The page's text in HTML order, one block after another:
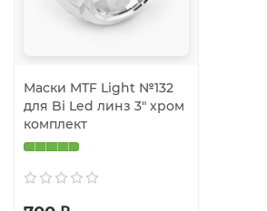
Маски MTF Light №132
для Bi Led линз 3" хром
комплект